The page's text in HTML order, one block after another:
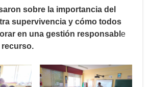
sobre la importancia del
supervivencia y cómo todos
en una gestión responsabl e
recurso.